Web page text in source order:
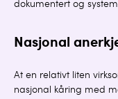
dokumentert og
Nasjonal
At en relativt liten
nasjonal kåring med